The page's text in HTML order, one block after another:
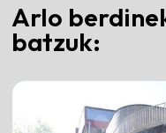
Arlo
batzuk: